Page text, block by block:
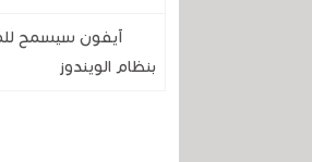
آيفون سيسمح
بنظام الويندوز